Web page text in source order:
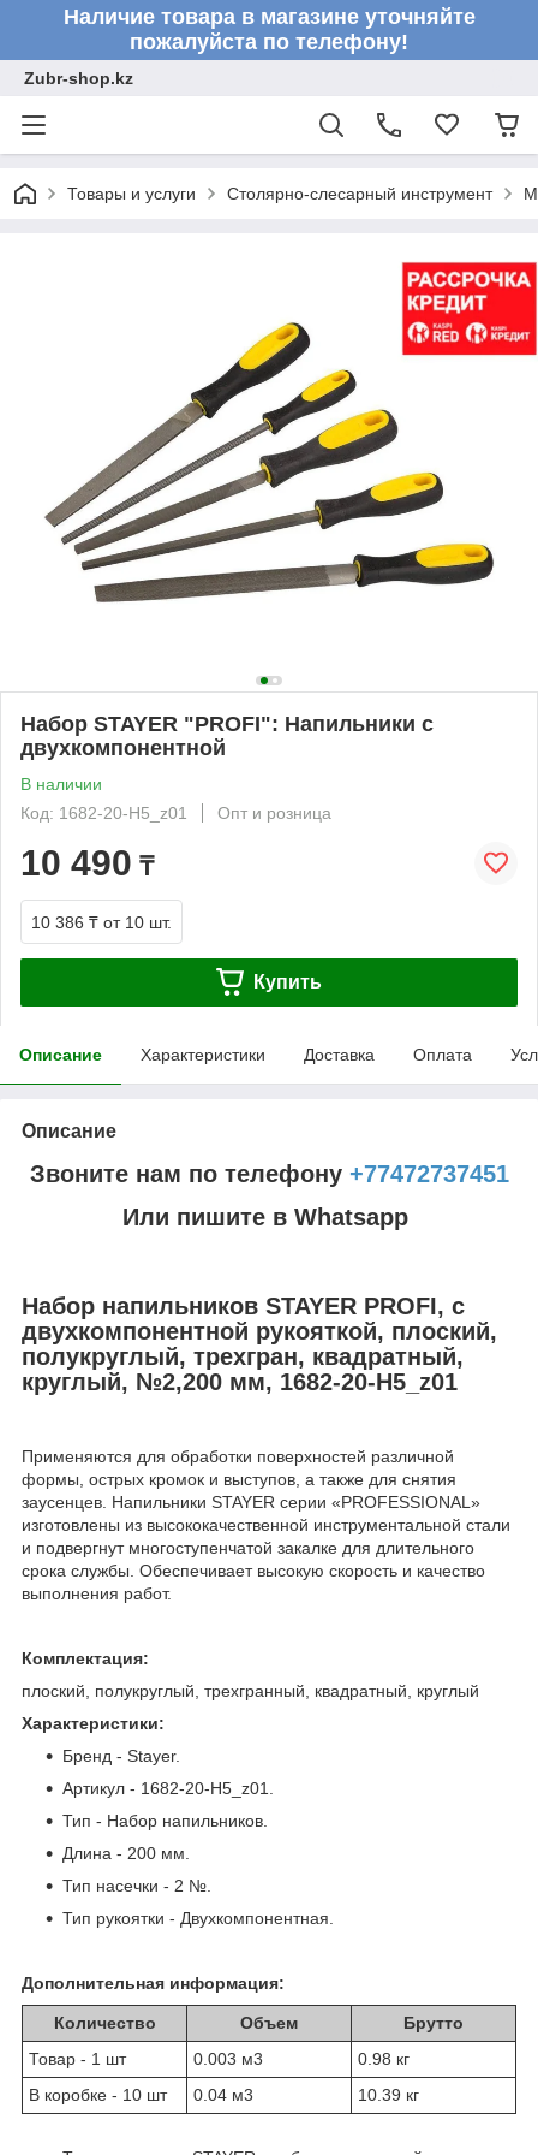
Наличие товара в магазине уточняйте
пожалуйста по телефону!
Zubr-shop.kz
Товары и услуги Столярно-слесарный инструмент
Набор STAYER "PROFI": Напильники с
двухкомпонентной
В наличии
Код: 1682-20-H5_z01
Опт и розница
10 490 ₸
10 386 ₸ от 10 шт.
Купить
Описание Характеристики Доставка Оплата
Описание
Звоните нам по телефону +77472737451
Или пишите в Whatsapp
Набор напильников STAYER PROFI, с
двухкомпонентной рукояткой, плоский,
полукруглый, трехгран, квадратный,
круглый, №2,200 мм, 1682-20-H5_z01
Применяются для обработки поверхностей различной
формы, острых кромок и выступов, а также для снятия
заусенцев. Напильники STAYER серии «PROFESSIONAL»
изготовлены из высококачественной инструментальной стали
и подвергнут многоступенчатой закалке для длительного
срока службы. Обеспечивает высокую скорость и качество
выполнения работ.
Комплектация:
плоский, полукруглый, трехгранный, квадратный, круглый
Характеристики:
Бренд - Stayer.
Артикул - 1682-20-H5_z01.
Тип - Набор напильников.
Длина - 200 мм.
Тип насечки - 2 №.
Тип рукоятки - Двухкомпонентная.
Дополнительная информация:
Количество Объем
Брутто
Товар - 1 шт
0.003 м3
0.98 кг
В коробке - 10 шт
0.04 м3 10.39 кг